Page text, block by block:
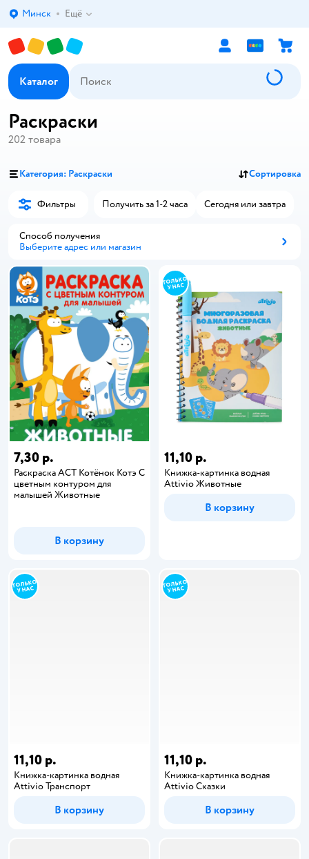
Выбор адреса доставки.
Минск Ещё
Каталог
Раскраски
202 товара
Категория: Раскраски Сортировка
Фильтры Получить за 1-2 часа Сегодня или завтра
Способ получения
Выберите адрес или магазин
7,30 р.
Раскраска АСТ Котёнок Котэ С
цветным контуром для
малышей Животные
В корзину
11,10 р.
Книжка-картинка водная
Attivio Животные
В корзину
11,10 р.
Книжка-картинка водная
Attivio Транспорт
В корзину
11,10 р.
Книжка-картинка водная
Attivio Сказки
В корзину